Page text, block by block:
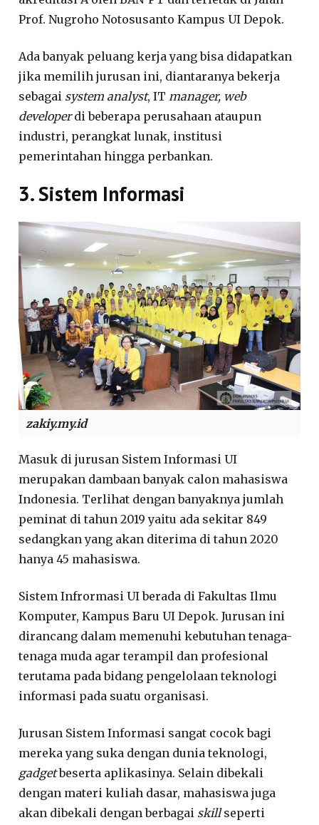
Prof. Nugroho Notosusanto Kampus UI Depok.
Ada banyak peluang kerja yang bisa didapatkan
jika memilih jurusan ini, diantaranya bekerja
sebagai system analyst, ITmanager, web
developerdi beberapa perusahaan ataupun
industri, perangkat lunak, institusi
pemerintahan hingga perbankan.
3. Sistem Informasi
zakiy.my.id
Masuk di jurusan Sistem Informasi UI
merupakan dambaan banyak calon mahasiswa
Indonesia. Terlihat dengan banyaknya jumlah
peminat di tahun 2019 yaitu ada sekitar 849
sedangkan yang akan diterima di tahun 2020
hanya 45 mahasiswa.
Sistem Infrormasi UI berada di Fakultas Ilmu
Komputer, Kampus Baru UI Depok. Jurusan ini
dirancang dalam memenuhi kebutuhan tenaga-
tenaga muda agar terampil dan profesional
terutama pada bidang pengelolaan teknologi
informasi pada suatu organisasi.
Jurusan Sistem Informasi sangat cocok bagi
mereka yang suka dengan dunia teknologi,
gadgetbeserta aplikasinya. Selain dibekali
dengan materi kuliah dasar, mahasiswa juga
akan dibekali dengan berbagai skillseperti